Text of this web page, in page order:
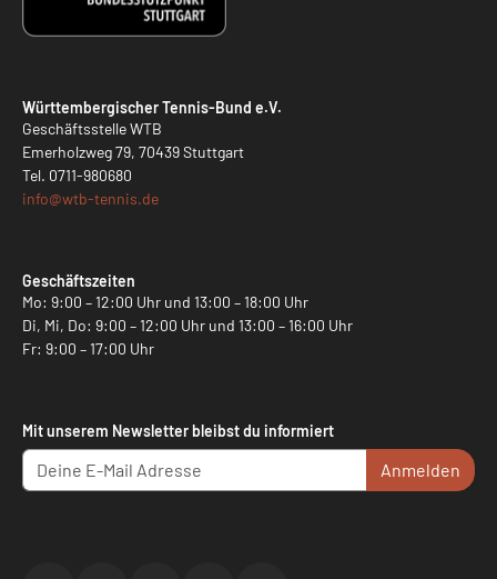
Württembergischer Tennis-Bund e.V.
Geschäftsstelle WTB
Emerholzweg 79, 70439 Stuttgart
Tel. 0711-980680
info@wtb-tennis.de
Geschäftszeiten
Mo: 9:00 – 12:00 Uhr und 13:00 – 18:00 Uhr
Di, Mi, Do: 9:00 – 12:00 Uhr und 13:00 – 16:00 Uhr
Fr: 9:00 – 17:00 Uhr
Mit unserem Newsletter bleibst du informiert
Anmelden